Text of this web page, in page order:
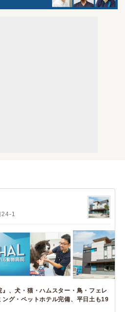
24-1
、犬・猫・ハムスター・鳥・フェレ
ング・ペットホテル完備、平日土も19